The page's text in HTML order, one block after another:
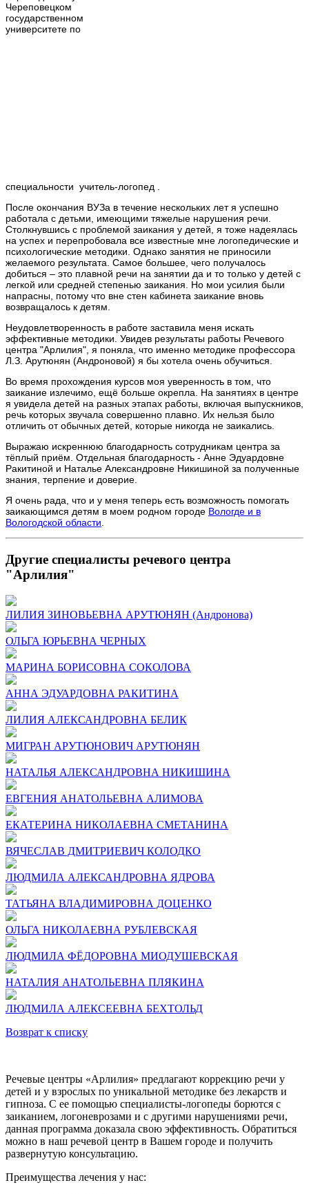
Череповецком
государственном
университете по
специальности учитель-логопед .
После окончания ВУЗа в течение нескольких лет я успешно
работала с детьми, имеющими тяжелые нарушения речи.
Столкнувшись с проблемой заикания у детей, я тоже надеялась
на успех и перепробовала все известные мне логопедические и
психологические методики. Однако занятия не приносили
желаемого результата. Самое большее, чего получалось
добиться – это плавной речи на занятии да и то только у детей с
легкой или средней степенью заикания. Но мои усилия были
напрасны, потому что вне стен кабинета заикание вновь
возвращалось к детям.
Неудовлетворенность в работе заставила меня искать
эффективные методики. Увидев результаты работы Речевого
центра "Арлилия", я поняла, что именно методике профессора
Л.З. Арутюнян (Андроновой) я бы хотела очень обучиться.
Во время прохождения курсов моя уверенность в том, что
заикание излечимо, ещё больше окрепла. На занятиях в центре
я увидела детей на разных этапах работы, включая выпускников,
речь которых звучала совершенно плавно. Их нельзя было
отличить от обычных детей, которые никогда не заикались.
Выражаю искреннюю благодарность сотрудникам центра за
тёплый приём. Отдельная благодарность - Анне Эдуардовне
Ракитиной и Наталье Александровне Никишиной за полученные
знания, терпение и доверие.
Я очень рада, что и у меня теперь есть возможность помогать
заикающимся детям в моем родном городе Вологде и в
Вологодской области
Другие специалисты речевого центра
"Арлилия"
ЛИЛИЯ ЗИНОВЬЕВНА АРУТЮНЯН (Андронова)
ОЛЬГА ЮРЬЕВНА ЧЕРНЫХ
МАРИНА БОРИСОВНА СОКОЛОВА
АННА ЭДУАРДОВНА РАКИТИНА
ЛИЛИЯ АЛЕКСАНДРОВНА БЕЛИК
МИГРАН АРУТЮНОВИЧ АРУТЮНЯН
НАТАЛЬЯ АЛЕКСАНДРОВНА НИКИШИНА
ЕВГЕНИЯ АНАТОЛЬЕВНА АЛИМОВА
ЕКАТЕРИНА НИКОЛАЕВНА СМЕТАНИНА
ВЯЧЕСЛАВ ДМИТРИЕВИЧ КОЛОДКО
ЛЮДМИЛА АЛЕКСАНДРОВНА ЯДРОВА
ТАТЬЯНА ВЛАДИМИРОВНА ДОЦЕНКО
ОЛЬГА НИКОЛАЕВНА РУБЛЕВСКАЯ
ЛЮДМИЛА ФЁДОРОВНА МИОДУШЕВСКАЯ
НАТАЛИЯ АНАТОЛЬЕВНА ПЛЯКИНА
ЛЮДМИЛА АЛЕКСЕЕВНА БЕХТОЛЬД
Возврат к списку
Речевые центры «Арлилия» предлагают коррекцию речи у
детей и у взрослых по уникальной методике без лекарств и
гипноза. С ее помощью специалисты-логопеды борются с
заиканием, логоневрозами и с другими нарушениями речи,
данная программа доказала свою эффективность. Обратиться
можно в наш речевой центр в Вашем городе и получить
развернутую консультацию.
Преимущества лечения у нас: